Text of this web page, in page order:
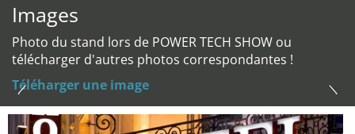
Images
Photo du stand lors de POWER TECH SHOW ou
télécharger d'autres photos correspondantes !
Téléharger une image